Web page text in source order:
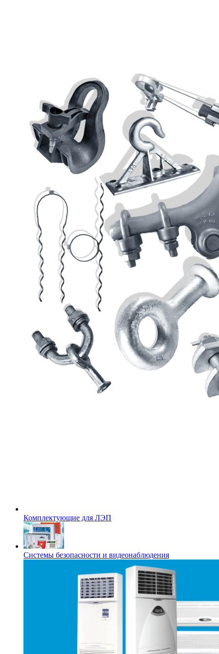
Комплектующие для ЛЭП
Системы безопасности и видеонаблюдения